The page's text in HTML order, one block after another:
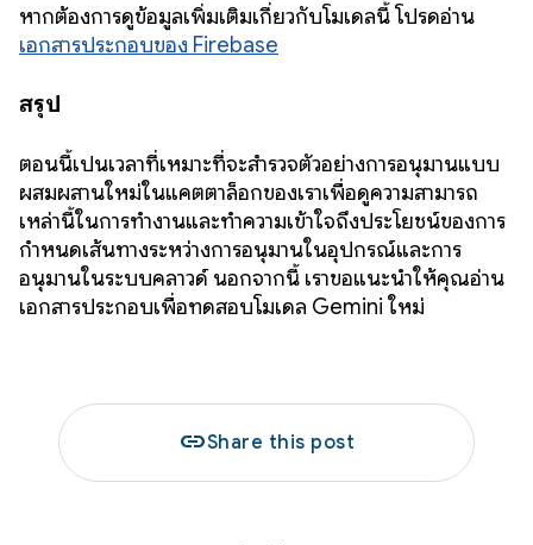
หากต้องการดูข้อมูลเพิ่มเติมเกี่ยวกับโมเดลนี้ โปรดอ่าน
เอกสารประกอบของ Firebase
สรุป
ตอนนี้เป็นเวลาที่เหมาะที่จะสำรวจตัวอย่างการอนุมานแบบ
ผสมผสานใหม่ในแคตตาล็อกของเราเพื่อดูความสามารถ
เหล่านี้ในการทำงานและทำความเข้าใจถึงประโยชน์ของการ
กำหนดเส้นทางระหว่างการอนุมานในอุปกรณ์และการ
อนุมานในระบบคลาวด์ นอกจากนี้ เราขอแนะนำให้คุณอ่าน
เอกสารประกอบเพื่อทดสอบโมเดล Gemini ใหม่
linkShare this post